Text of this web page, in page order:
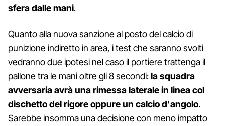
sfera dalle mani.
Quanto alla nuova sanzione al posto del calcio di
punizione indiretto in area, i test che saranno svolti
vedranno due ipotesi nel caso il portiere trattenga il
pallone tra le mani oltre gli 8 secondi:la squadra
avversaria avrà una rimessa laterale in linea col
dischetto del rigore oppure un calcio d'angolo.
Sarebbe insomma una decisione con meno impatto